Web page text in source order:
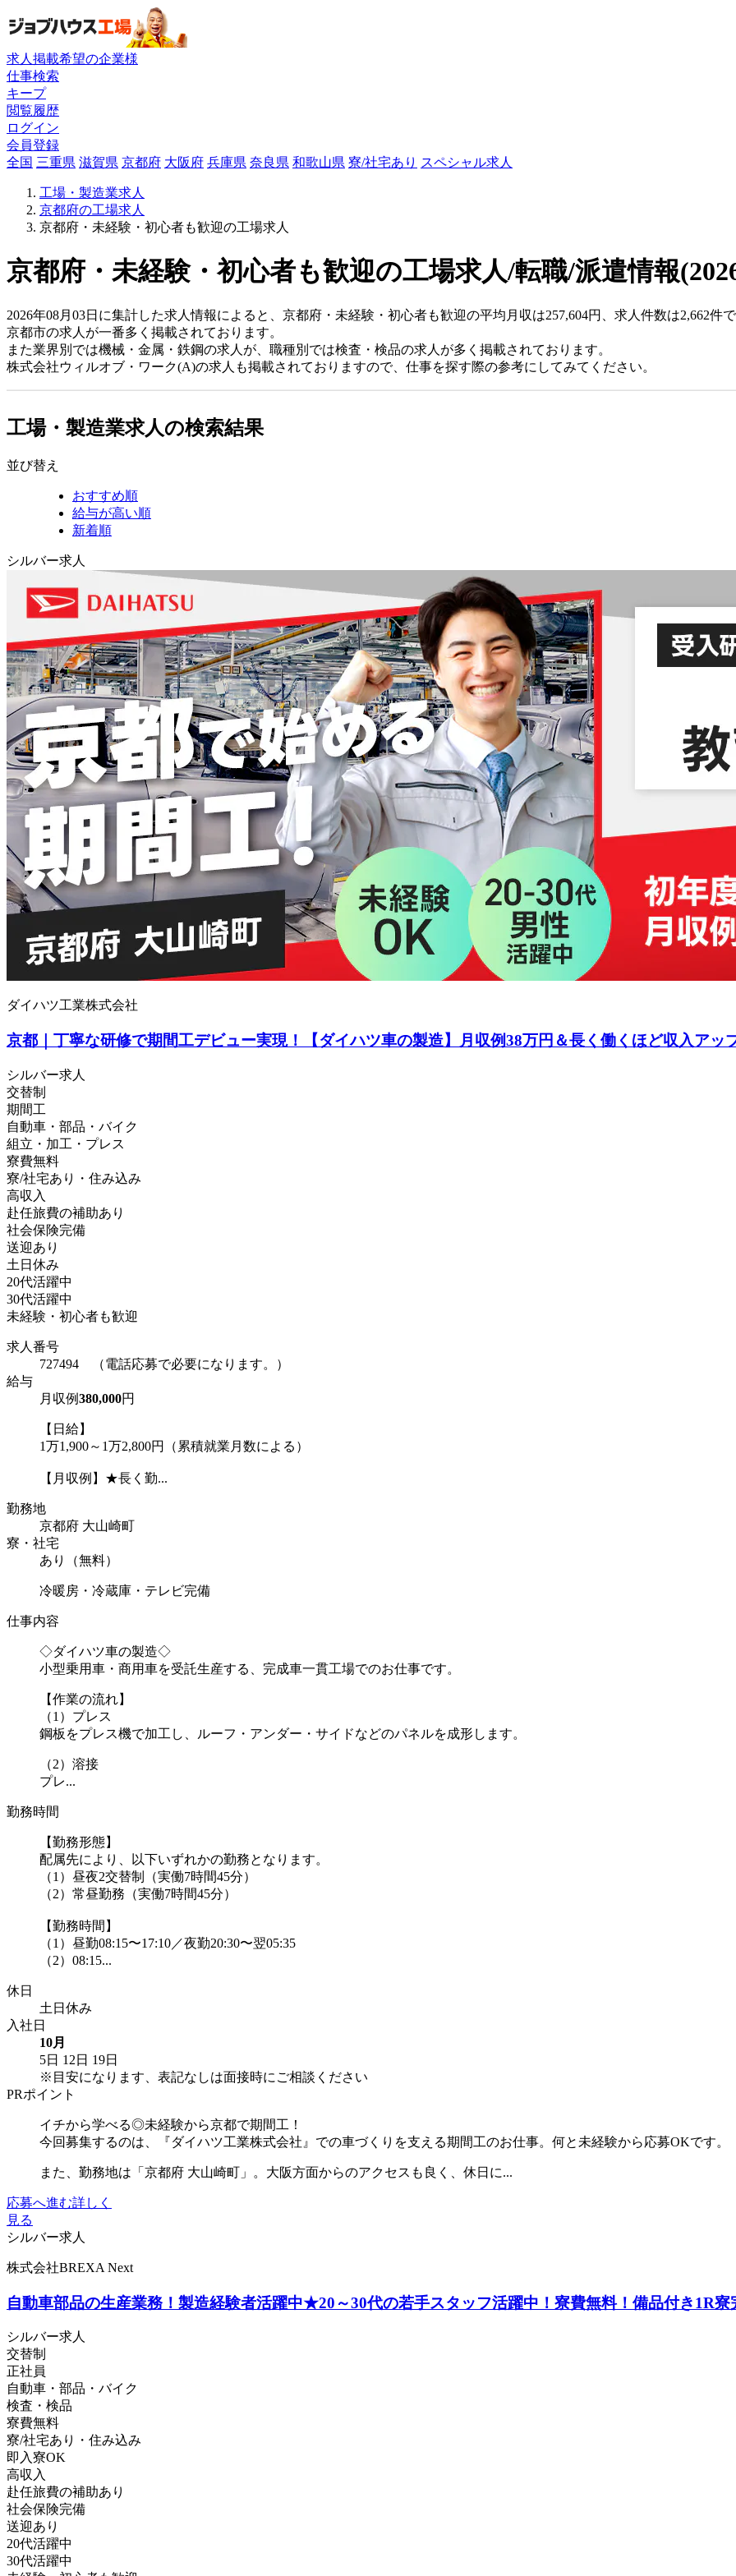
求人掲載希望の企業様
仕事検索
キープ
閲覧履歴
ログイン
会員登録
全国 三重県 滋賀県 京都府 大阪府 兵庫県 奈良県 和歌山県 寮/社宅あり スペシャル求人
工場・製造業求人
京都府の工場求人
京都府・未経験・初心者も歓迎の工場求人
京都府・未経験・初心者も歓迎の工場求人/転職/派遣情報
2026年08月03日に集計した求人情報によると、京都府・未経験・初心者も歓迎の平均月収は257,604円、求人件数は2,662件
京都市の求人が一番多く掲載されております。
また業界別では機械・金属・鉄鋼の求人が、職種別では検査・検品の求人が多く掲載されております。
株式会社ウィルオブ・ワーク(A)の求人も掲載されておりますので、仕事を探す際の参考にしてみてください。
工場・製造業求人の検索結果
並び替え
おすすめ順
給与が高い順
新着順
シルバー求人
ダイハツ工業株式会社
京都｜丁寧な研修で期間工デビュー実現！【ダイハツ車の製造】月収例38万円＆長く働くほど収入アッ
シルバー求人
交替制
期間工
自動車・部品・バイク
組立・加工・プレス
寮費無料
寮/社宅あり・住み込み
高収入
赴任旅費の補助あり
社会保険完備
送迎あり
土日休み
20代活躍中
30代活躍中
未経験・初心者も歓迎
求人番号
727494 （電話応募で必要になります。）
給与
月収例380,000円
【日給】
1万1,900～1万2,800円（累積就業月数による）
【月収例】★長く勤...
勤務地
京都府 大山崎町
寮・社宅
あり（無料）
冷暖房・冷蔵庫・テレビ完備
仕事内容
◇ダイハツ車の製造◇
小型乗用車・商用車を受託生産する、完成車一貫工場でのお仕事です。
【作業の流れ】
（1）プレス
鋼板をプレス機で加工し、ルーフ・アンダー・サイドなどのパネルを成形します。
（2）溶接
プレ...
勤務時間
【勤務形態】
配属先により、以下いずれかの勤務となります。
（1）昼夜2交替制（実働7時間45分）
（2）常昼勤務（実働7時間45分）
【勤務時間】
（1）昼勤08:15〜17:10／夜勤20:30〜翌05:35
（2）08:15...
休日
土日休み
入社日
10月
5日 12日 19日
※目安になります、表記なしは面接時にご相談ください
PRポイント
イチから学べる◎未経験から京都で期間工！
今回募集するのは、『ダイハツ工業株式会社』での車づくりを支える期間工のお仕事。何と未経験から応募OKです。
また、勤務地は「京都府 大山崎町」。大阪方面からのアクセスも良く、休日に...
応募へ進む詳しく
見る
シルバー求人
株式会社BREXA Next
自動車部品の生産業務！製造経験者活躍中★20～30代の若手スタッフ活躍中！寮費無料！備品付き1R
シルバー求人
交替制
正社員
自動車・部品・バイク
検査・検品
寮費無料
寮/社宅あり・住み込み
即入寮OK
高収入
赴任旅費の補助あり
社会保険完備
送迎あり
20代活躍中
30代活躍中